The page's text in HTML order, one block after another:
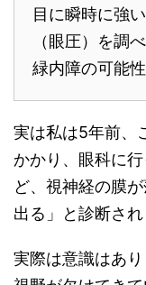
目に瞬時に強
（眼圧）を調
緑内障の可能
実は私は5年前、
かかり、眼科に
ど、視神経の膜
出る」と診断され
実際は意識はあ